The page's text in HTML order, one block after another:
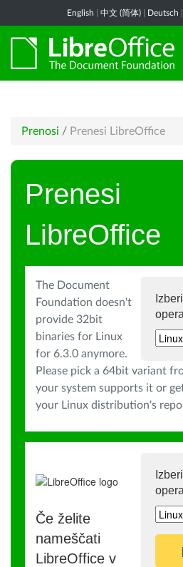
English 中文 (简体) Deutsch
Prenosi / Prenesi LibreOffice
Prenesi
LibreOffice
The Document
Foundation doesn't
provide 32bit
binaries for Linux
for 6.3.0 anymore.
Please pick a 64bit variant
your system supports it or
your Linux distribution's
Če želite
nameščati
LibreOffice v